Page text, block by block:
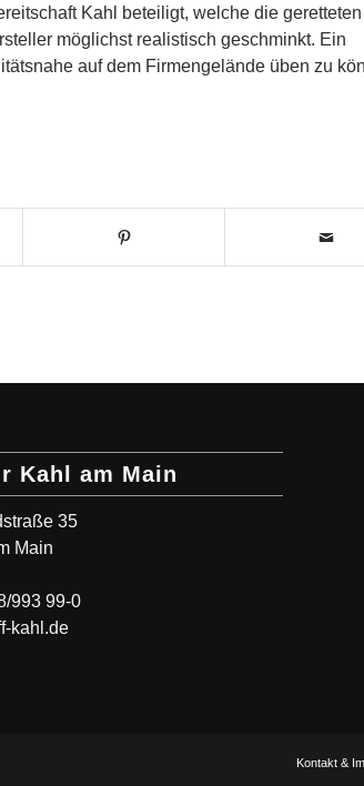
Kahl beteiligt, welche die geretteten
möglichst realistisch geschminkt. Ein
auf dem Firmengelände üben zu
Kahl am Main
35
Main
993 99-0
kahl.de
Kontakt &